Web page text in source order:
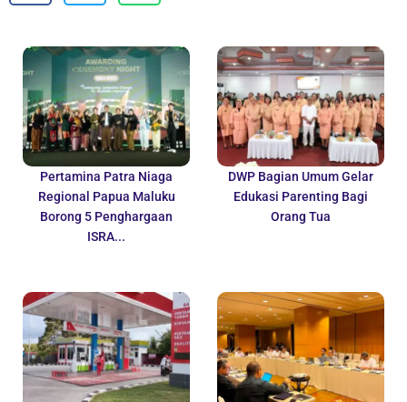
Pertamina Patra Niaga
Regional Papua Maluku
Borong 5 Penghargaan
ISRA...
DWP Bagian Umum Gelar
Edukasi Parenting Bagi
Orang Tua